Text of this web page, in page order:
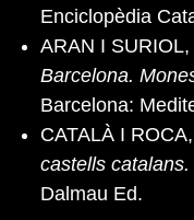
Enciclopèdia
ARAN I
Barcelona.
Barcelona:
CATALÀ I
castells catalans.
Dalmau Ed.